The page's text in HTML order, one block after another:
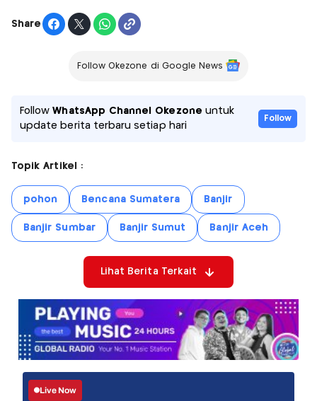
Share
Follow Okezone di Google News
FollowWhatsApp Channel Okezone untuk
update berita terbaru setiap hari
Follow
Topik Artikel :
pohon Bencana Sumatera Banjir
Banjir Sumbar Banjir Sumut Banjir Aceh
Lihat Berita Terkait
Live Now